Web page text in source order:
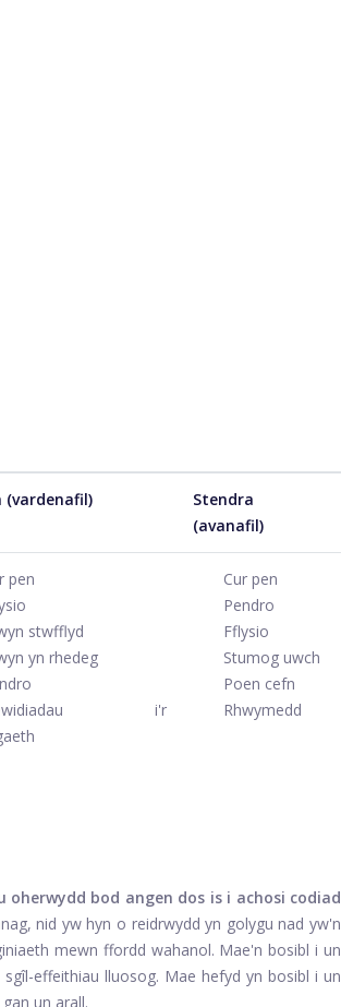
(vardenafil)
Stendra
(avanafil)
pen
stwfflyd
yn rhedeg
i'r
Cur pen
Pendro
Fflysio
Stumog uwch
Poen cefn
Rhwymedd
bod angen dos is i achosi codiad
nid yw hyn o reidrwydd yn golygu nad yw'n
mewn ffordd wahanol. Mae'n bosibl i un
effeithiau lluosog. Mae hefyd yn bosibl i un
un arall.